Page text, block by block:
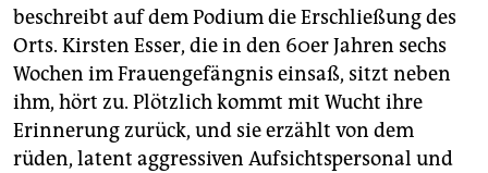
beschreibt auf dem Podium die Erschließung des
Orts. ­Kirsten Esser, die in den 60er Jahren sechs
Wochen im Frauengefängnis einsaß, sitzt neben
ihm, hört zu. Plötzlich kommt mit Wucht ihre
Erinnerung zurück, und sie erzählt von dem
rüden, latent aggressiven Aufsichtspersonal und